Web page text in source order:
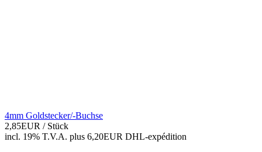
4mm Goldstecker/-Buchse
2,85EUR / Stück
incl. 19% T.V.A. plus 6,20EUR DHL-expédition